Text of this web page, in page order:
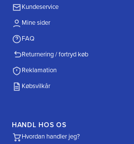
Kundeservice
Mine sider
FAQ
Returnering / fortryd køb
Reklamation
Købsvilkår
HANDL HOS OS
Hvordan handler jeg?